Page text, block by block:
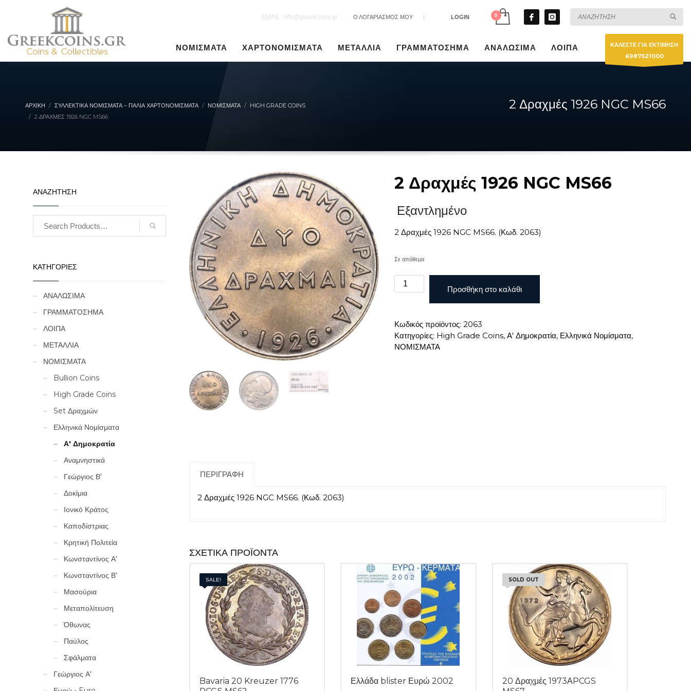
EMAIL: info@greekcoins.gr Ο ΛΟΓΑΡΙΑΣΜΟΣ ΜΟΥ | LOGIN
ΝΟΜΙΣΜΑΤΑ ΧΑΡΤΟΝΟΜΙΣΜΑΤΑ ΜΕΤΑΛΛΙΑ ΓΡΑΜΜΑΤΟΣΗΜΑ ΑΝΑΛΩΣΙΜΑ ΛΟΙΠΑ
ΚΑΛΕΣΤΕ ΓΙΑ ΕΚΤΙΜΗΣΗ
6987521000
ΑΡΧΙΚΉ ΣΥΛΛΕΚΤΙΚΆ ΝΟΜΊΣΜΑΤΑ – ΠΑΛΙΆ ΧΑΡΤΟΝΟΜΊΣΜΑΤΑ ΝΟΜΙΣΜΑΤΑ
HIGH GRADE COINS
2 ΔΡΑΧΜΈΣ 1926 NGC MS66
2 Δραχμές 1926 NGC MS66
2 Δραχμές 1926 NGC MS66
Εξαντλημένο
2 Δραχμές 1926 NGC MS66. (Κωδ. 2063)
Σε απόθεμα
Δραχμές
MS66
ποσότητα
Προσθήκη στο καλάθι
Κωδικός προϊόντος: 2063
Κατηγορίες: High Grade Coins, Α' Δημοκρατία, Ελληνικά Νομίσματα,
ΝΟΜΙΣΜΑΤΑ
ΠΕΡΙΓΡΑΦΉ
2 Δραχμές 1926 NGC MS66. (Κωδ. 2063)
ΣΧΕΤΙΚΆ ΠΡΟΪΌΝΤΑ
SALE!
Bavaria 20 Kreuzer 1776
Ελλάδα blister Ευρώ 2002
SOLD OUT
20 Δραχμές 1973ΑPCGS
ΑΝΑΖΗΤΗΣΗ
ΚΑΤΗΓΟΡΙΕΣ
ΑΝΑΛΩΣΙΜΑ
ΓΡΑΜΜΑΤΟΣΗΜΑ
ΛΟΙΠΑ
ΜΕΤΑΛΛΙΑ
ΝΟΜΙΣΜΑΤΑ
Bullion Coins
High Grade Coins
Set Δραχμών
Ελληνικά Νομίσματα
Α' Δημοκρατία
Αναμνηστικά
Γεώργιος Β'
Δοκίμια
Ιονικό Κράτος
Καποδίστριας
Κρητική Πολιτεία
Κωνσταντίνος Α'
Κωνσταντίνος Β'
Μασούρια
Μεταπολίτευση
Όθωνας
Παύλος
Σφάλματα
Γεώργιος Α'